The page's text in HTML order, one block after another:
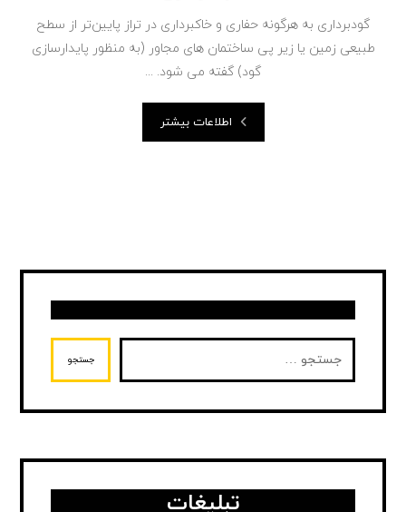
گودبرداری به هرگونه حفاری و خاکبرداری در تراز پایین‌تر از سطح
طبیعی زمین یا زیر پی ساختمان های مجاور (به منظور پایدارسازی
گود) گفته می شود. ...
اطلاعات بیشتر
جستجو
تبلیغات